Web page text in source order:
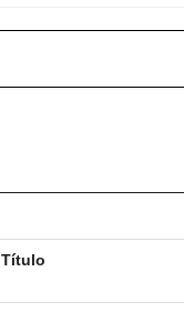
Título